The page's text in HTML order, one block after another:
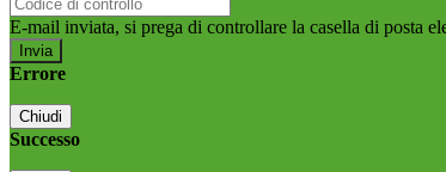
E-mail inviata, si prega di controllare la casella di posta
Errore
Chiudi
Successo